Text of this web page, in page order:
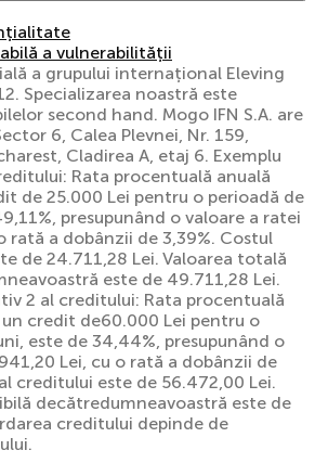
a vulnerabilității
a grupului internațional Eleving
Specializarea noastră este
second hand. Mogo IFN S.A. are
6, Calea Plevnei, Nr. 159,
Cladirea A, etaj 6. Exemplu
Rata procentuală anuală
de 25.000 Lei pentru o perioadă de
presupunând o valoare a ratei
rată a dobânzii de 3,39%. Costul
de 24.711,28 Lei. Valoarea totală
este de 49.711,28 Lei.
2 al creditului: Rata procentuală
un credit de60.000 Lei pentru o
este de 34,44%, presupunând o
Lei, cu o rată a dobânzii de
creditului este de 56.472,00 Lei.
decătredumneavoastră este de
creditului depinde de